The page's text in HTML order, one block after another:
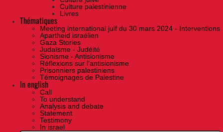
Culture palestinienne
Livres
Thématiques
Meeting international juif du 30 mars 2024 - Interventions
Apartheid israélien
Gaza Stories
Judaïsme - Judéité
Sionisme - Antisionisme
Réflexions sur l’antisionisme
Prisonniers palestiniens
Témoignages de Palestine
In english
Call
To understand
Analysis and debate
Statement
Testimony
In israel